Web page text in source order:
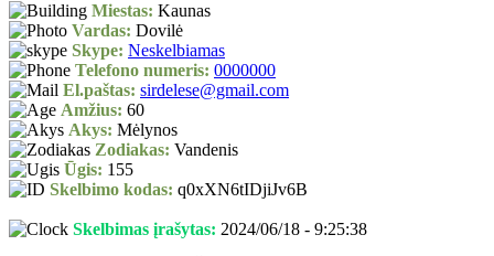
Miestas: Kaunas
Vardas: Dovilė
Skype: Neskelbiamas
Telefono numeris: 0000000
El.paštas: sirdelese@gmail.com
Amžius: 60
Akys: Mėlynos
Zodiakas: Vandenis
Ūgis: 155
Skelbimo kodas: q0xXN6tIDjiJv6B
Skelbimas įrašytas: 2024/06/18 - 9:25:38